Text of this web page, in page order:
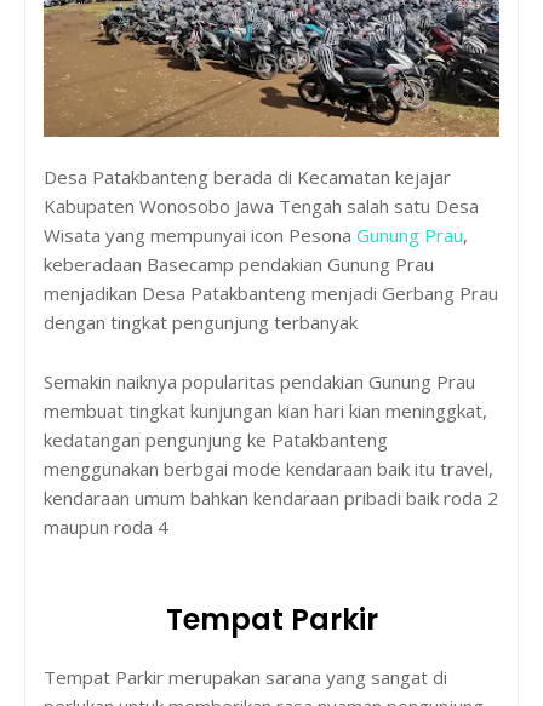
Desa Patakbanteng berada di Kecamatan kejajar
Kabupaten Wonosobo Jawa Tengah salah satu Desa
Wisata yang mempunyai icon Pesona Gunung Prau,
keberadaan Basecamp pendakian Gunung Prau
menjadikan Desa Patakbanteng menjadi Gerbang Prau
dengan tingkat pengunjung terbanyak
Semakin naiknya popularitas pendakian Gunung Prau
membuat tingkat kunjungan kian hari kian meninggkat,
kedatangan pengunjung ke Patakbanteng
menggunakan berbgai mode kendaraan baik itu travel,
kendaraan umum bahkan kendaraan pribadi baik roda 2
maupun roda 4
Tempat Parkir
Tempat Parkir merupakan sarana yang sangat di